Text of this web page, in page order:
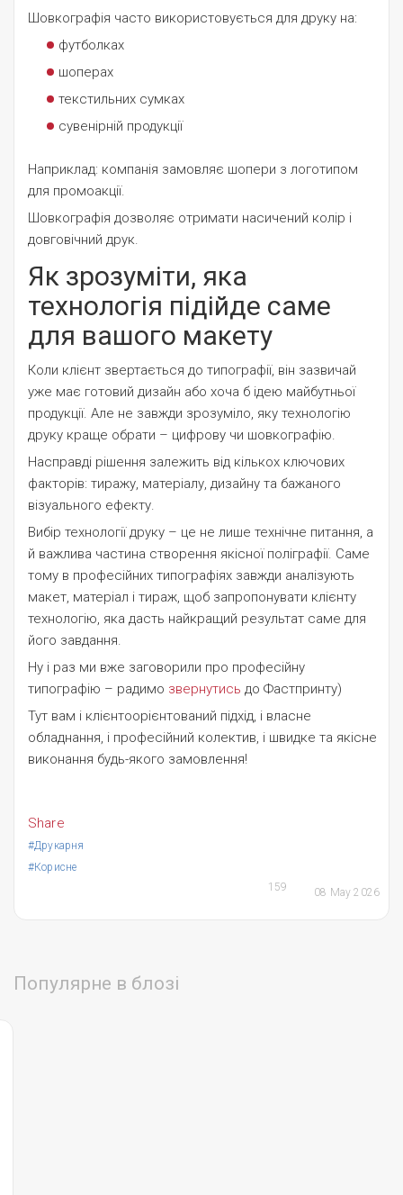
Шовкографія часто використовується для друку на:
футболках
шоперах
текстильних сумках
сувенірній продукції
Наприклад: компанія замовляє шопери з логотипом
для промоакції.
Шовкографія дозволяє отримати насичений колір і
довговічний друк.
Як зрозуміти, яка
технологія підійде саме
для вашого макету
Коли клієнт звертається до типографії, він зазвичай
уже має готовий дизайн або хоча б ідею майбутньої
продукції. Але не завжди зрозуміло, яку технологію
друку краще обрати – цифрову чи шовкографію.
Насправді рішення залежить від кількох ключових
факторів: тиражу, матеріалу, дизайну та бажаного
візуального ефекту.
Вибір технології друку – це не лише технічне питання, а
й важлива частина створення якісної поліграфії. Саме
тому в професійних типографіях завжди аналізують
макет, матеріал і тираж, щоб запропонувати клієнту
технологію, яка дасть найкращий результат саме для
його завдання.
Ну і раз ми вже заговорили про професійну
типографію – радимо звернутись до Фастпринту)
Тут вам і клієнтоорієнтований підхід, і власне
обладнання, і професійний колектив, і швидке та якісне
виконання будь-якого замовлення!
Share
#Друкарня
#Корисне
08 May 2026
159
Популярне в блозі